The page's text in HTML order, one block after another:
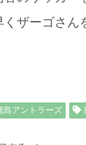
ザーゴさん
島アントラーズ